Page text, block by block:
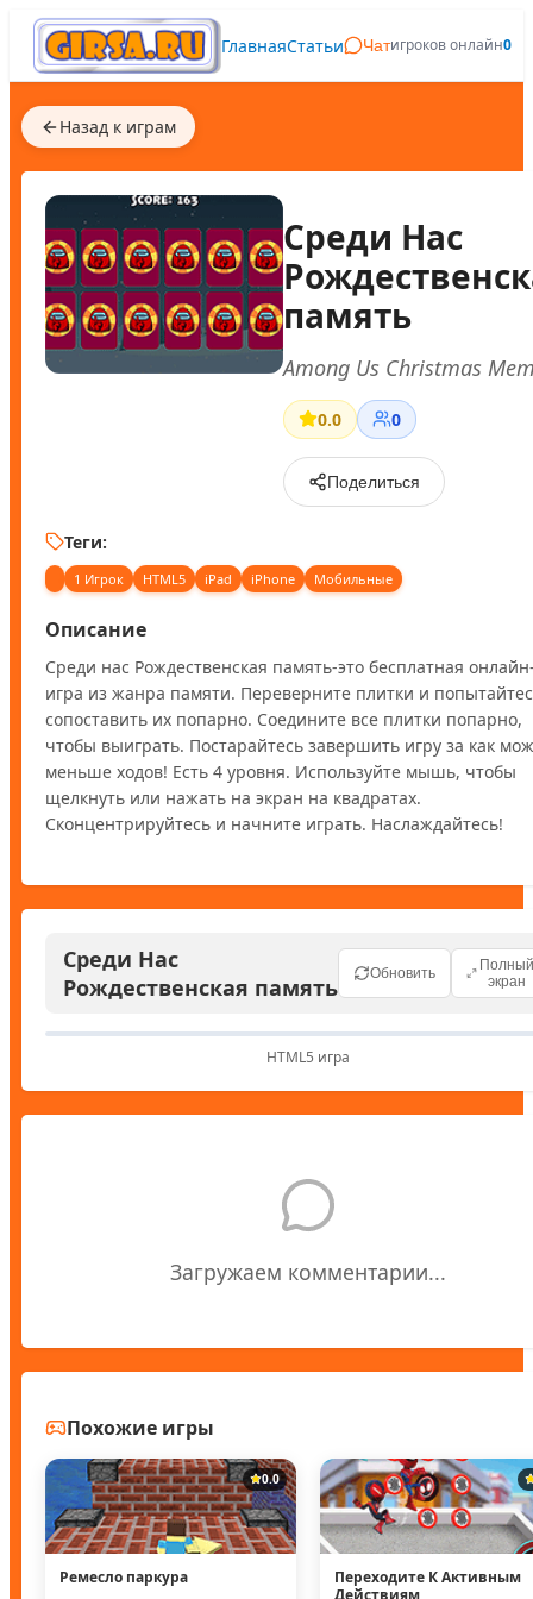
ГлавнаяСтатьи Чатигроков онлайн0
Назад к играм
Среди Нас
память
Among Us Christmas
0.0 0
Поделиться
Теги:
1 Игрок HTML5 iPad iPhone Мобильные
Описание
Среди нас Рождественская память-это бесплатная
игра из жанра памяти. Переверните плитки и
сопоставить их попарно. Соедините все плитки попарно,
чтобы выиграть. Постарайтесь завершить игру за как
меньше ходов! Есть 4 уровня. Используйте мышь, чтобы
щелкнуть или нажать на экран на квадратах.
Сконцентрируйтесь и начните играть. Наслаждайтесь!
Среди Нас
Рождественская память
Обновить
экран
HTML5 игра
Загружаем комментарии...
Похожие игры
0.0
Ремесло паркура
Переходите К Активным
Действиям